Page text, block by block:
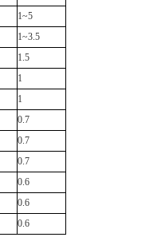
1~5
1~3.5
1.5
1
1
0.7
0.7
0.7
0.6
0.6
0.6